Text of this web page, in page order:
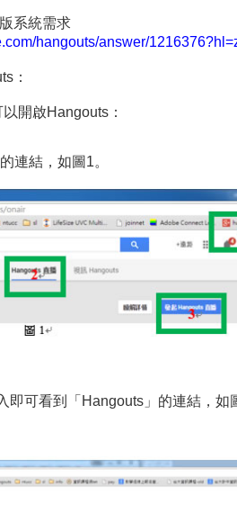
系統需求
hangouts/answer/
：
開啟Hangouts：
連結，如圖1。
可看到「Hangouts」的連結，如